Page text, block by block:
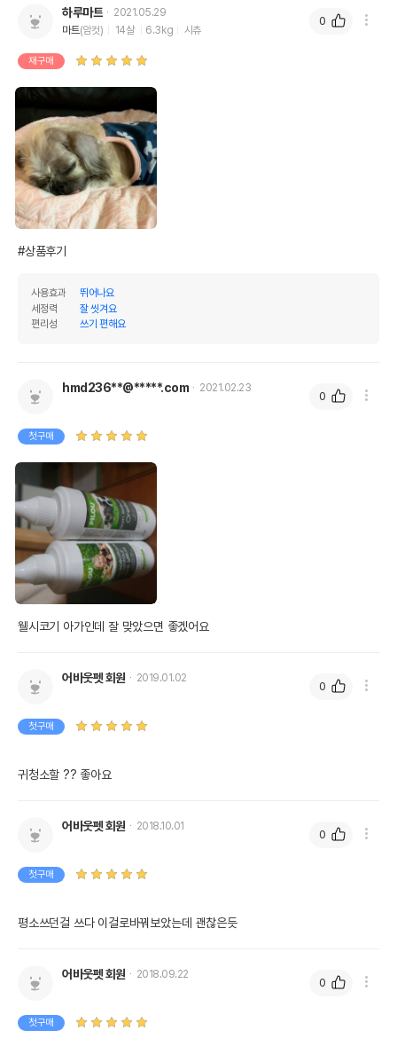
상세 정보
an gum,polyglceryl-2-dipolyhydroxystear
lcohol,coconut alcohol,prunus amygdal
us dulcis sweet armond oil,rosmarinus o
fficinalis leaf extract,glyceryl undecylen
ate,aloes barbadensis leaf extract,GLY
CERIN,sodium benzonite
제품 타입 액상
권장 연령 3개월 이상
상품 필수 정보
법에 의한 인증,허가 등을
받았음을 확인할수 있는
제조국 또는 원산지
제조자,수입품의 경우
수입자를 함께 표기
AS책임자와 전화번호
또는 소비자상담 관련
전화번호
단, 상품명에 유통기한 명시된 경우, 해당
하루마트
2021.05.29
마트(암컷) 14살 6.3kg 시츄
재구매
#상품후기
사용효과
뛰어나요
세정력
잘 씻겨요
편리성
쓰기 편해요
0
hmd236**@*****.com 2021.02.23
첫구매
웰시코기 아가인데 잘 맞았으면 좋겠어요
0
어바웃펫 회원 2019.01.02
첫구매
귀청소할 ?? 좋아요
0
어바웃펫 회원 2018.10.01
첫구매
평소쓰던걸 쓰다 이걸로바꿔보았는데 괜찮은듯
0
어바웃펫 회원 2018.09.22
첫구매
0